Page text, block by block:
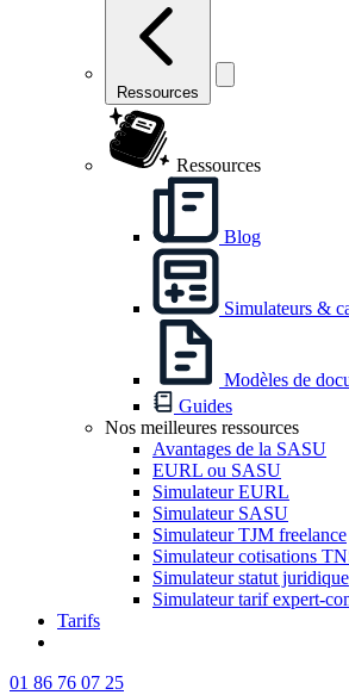
Ressources
Ressources
Blog
Simulateurs &
Modèles de
Guides
Nos meilleures ressources
Avantages de la SASU
EURL ou SASU
Simulateur EURL
Simulateur SASU
Simulateur TJM freelance
Simulateur cotisations
Simulateur statut juridique
Simulateur tarif expert-
Tarifs
01 86 76 07 25